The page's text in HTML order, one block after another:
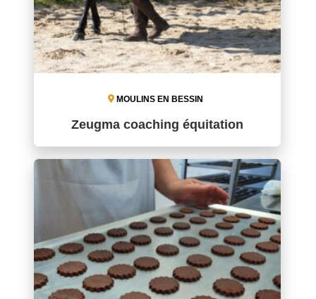
MOULINS EN BESSIN
Zeugma coaching équitation